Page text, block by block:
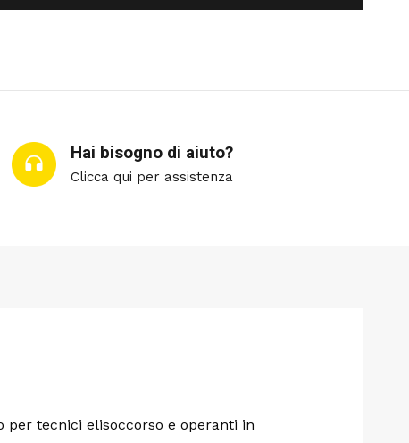
Hai bisogno di aiuto?
Clicca qui per assistenza
per tecnici elisoccorso e operanti in